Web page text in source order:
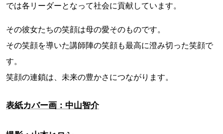
では各リーダーとなって社会に貢献しています。
その彼女たちの笑顔は母の愛そのものです。
その笑顔を導いた講師陣の笑顔も最高に澄み切った笑顔で
す。
笑顔の連鎖は、未来の豊かさにつながります。
表紙カバー画：中山智介